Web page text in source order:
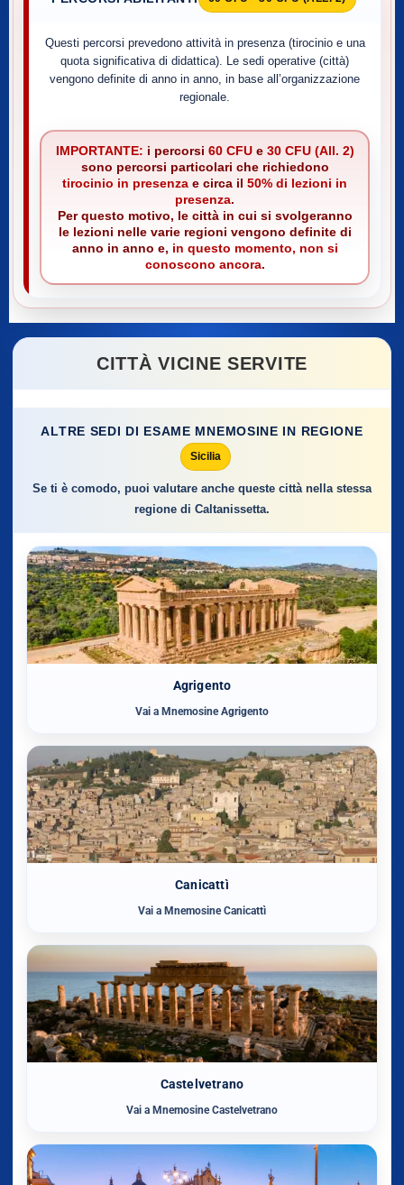
Questi percorsi prevedono attività in presenza (tirocinio e una
quota significativa di didattica). Le sedi operative (città)
vengono definite di anno in anno, in base all’organizzazione
regionale.
IMPORTANTE: i percorsi 60 CFUe 30 CFU (All. 2)
sono percorsi particolari che richiedono
tirocinio in presenza e circa il 50% di lezioni in
presenza.
Per questo motivo, le città in cui si svolgeranno
le lezioni nelle varie regioni vengono definite di
anno in anno e, in questo momento, non si
conoscono ancora.
CITTÀ VICINE SERVITE
ALTRE SEDI DI ESAME MNEMOSINE IN REGIONE
Sicilia
Se ti è comodo, puoi valutare anche queste città nella stessa
regione di Caltanissetta.
Agrigento
Vai a Mnemosine Agrigento
Canicattì
Vai a Mnemosine Canicattì
Castelvetrano
Vai a Mnemosine Castelvetrano